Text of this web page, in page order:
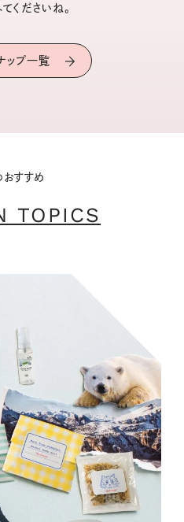
くださいね。
ップ一覧
すすめ
TOPICS